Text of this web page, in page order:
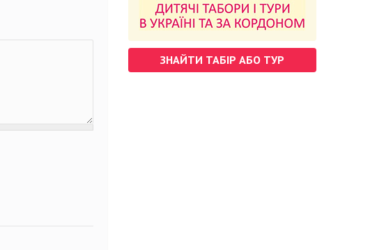
ЗНАЙТИ ТАБІР АБО ТУР